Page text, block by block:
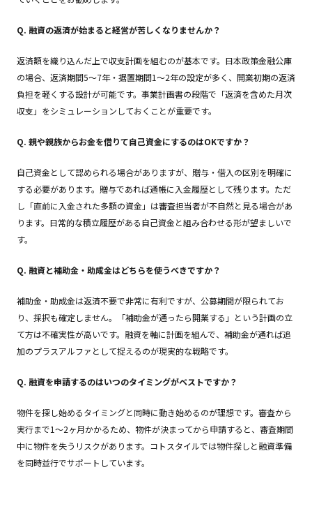
Q. 融資の返済が始まると経営が苦しくなりませんか？
返済額を織り込んだ上で収支計画を組むのが基本です。日本政策金融公庫
の場合、返済期間5〜7年・据置期間1〜2年の設定が多く、開業初期の返済
負担を軽くする設計が可能です。事業計画書の段階で「返済を含めた月次
収支」をシミュレーションしておくことが重要です。
Q. 親や親族からお金を借りて自己資金にするのはOKですか？
自己資金として認められる場合がありますが、贈与・借入の区別を明確に
する必要があります。贈与であれば通帳に入金履歴として残ります。ただ
し「直前に入金された多額の資金」は審査担当者が不自然と見る場合があ
ります。日常的な積立履歴がある自己資金と組み合わせる形が望ましいで
す。
Q. 融資と補助金・助成金はどちらを使うべきですか？
補助金・助成金は返済不要で非常に有利ですが、公募期間が限られてお
り、採択も確定しません。「補助金が通ったら開業する」という計画の立
て方は不確実性が高いです。融資を軸に計画を組んで、補助金が通れば追
加のプラスアルファとして捉えるのが現実的な戦略です。
Q. 融資を申請するのはいつのタイミングがベストですか？
物件を探し始めるタイミングと同時に動き始めるのが理想です。審査から
実行まで1〜2ヶ月かかるため、物件が決まってから申請すると、審査期間
中に物件を失うリスクがあります。コトスタイルでは物件探しと融資準備
を同時並行でサポートしています。